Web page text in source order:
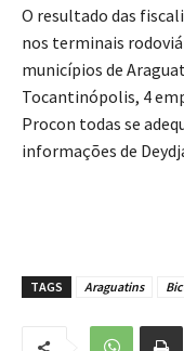
O resultado das
nos terminais
municípios de
Tocantinópolis, 4
Procon todas se
informações de
TAGS Araguatins